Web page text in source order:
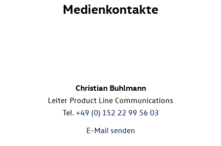
Medienkontakte
Christian Buhlmann
Leiter Product Line Communications
Tel. +49 (0) 152 22 99 56 03
E-Mail senden